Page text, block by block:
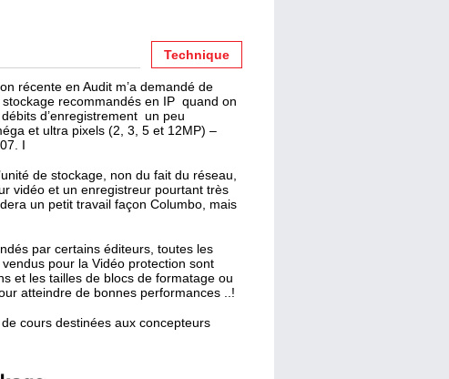
Technique
récente en Audit m’a demandé de
recommandés en IP quand on
d’enregistrement un peu
et ultra pixels (2, 3, 5 et 12MP) –
I
de stockage, non du fait du réseau,
vidéo et un enregistreur pourtant très
un petit travail façon Columbo, mais
par certains éditeurs, toutes les
pour la Vidéo protection sont
et les tailles de blocs de formatage ou
atteindre de bonnes performances ..!
cours destinées aux concepteurs